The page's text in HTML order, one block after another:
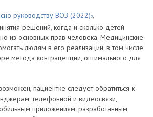
руководству ВОЗ (2022) 5,
решений, когда и сколько детей
из основных прав человека. Медицинские
людям в его реализации, в том числе
метода контрацепции, оптимального для
пациентке следует обратиться к
телефонной и видеосвязи,
приложениям, разработанным